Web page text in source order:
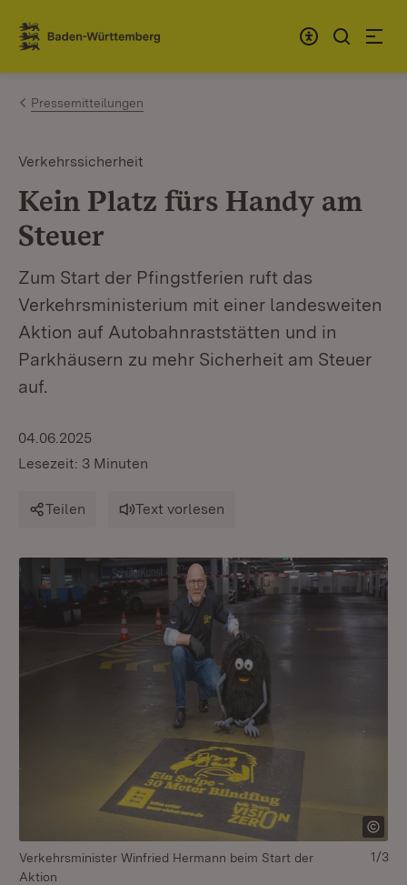
Zum Inhalt springen
Link zur Startseite
Pressemitteilungen
Verkehrssicherheit
Kein Platz fürs Handy am
Steuer
Zum Start der Pfingstferien ruft das
Verkehrsministerium mit einer landesweiten
Aktion auf Autobahnraststätten und in
Parkhäusern zu mehr Sicherheit am Steuer
auf.
04.06.2025
Lesezeit: 3 Minuten
Teilen Text vorlesen
Verkehrsminister Winfried Hermann beim Start der
Aktion
1/3